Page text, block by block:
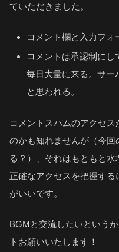
ていただきました。
コメント欄と入力フォ
コメントは承認制に
毎日大量に来る。サー
と思われる。
コメントスパムのアクセ
のかも知れませんが（今回
る？）、それはもともと水
正確なアクセスを把握する
がいいです。
BGMと交流したいという
トお願いいたします！